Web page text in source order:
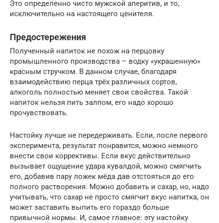
Это определенно чисто мужской аперитив, и то,
исключительно на настоящего ценителя.
Предостережения
Полученный напиток не похож на перцовку
промышленного производства – водку «украшенную»
красным стручком. В данном случае, благодаря
взаимодействию перца трёх различных сортов,
алкоголь полностью меняет свои свойства. Такой
напиток нельзя пить залпом, его надо хорошо
прочувствовать.
Настойку лучше не передерживать. Если, после первого
эксперимента, результат понравится, можно немного
внести свои коррективы. Если вкус действительно
вызывает ощущение удара кувалдой, можно смягчить
его, добавив пару ложек мёда дав отстояться до его
полного растворения. Можно добавить и сахар, но, надо
учитывать, что сахар не просто смягчит вкус напитка, он
может заставить выпить его гораздо больше
привычной нормы. И, самое главное: эту настойку